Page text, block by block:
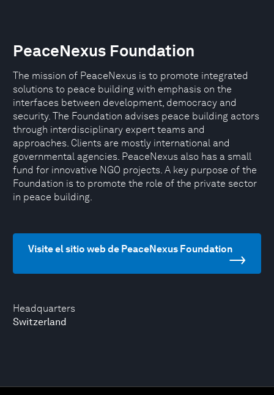
Headquarters
Switzerland
PeaceNexus Foundation
The mission of PeaceNexus is to promote integrated
solutions to peace building with emphasis on the
interfaces between development, democracy and
security. The Foundation advises peace building actors
through interdisciplinary expert teams and
approaches. Clients are mostly international and
governmental agencies. PeaceNexus also has a small
fund for innovative NGO projects. A key purpose of the
Foundation is to promote the role of the private sector
in peace building.
Visite el sitio web de PeaceNexus Foundation